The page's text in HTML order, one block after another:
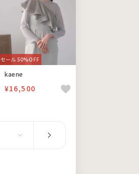
セール 50%OFF
kaene
¥16,500